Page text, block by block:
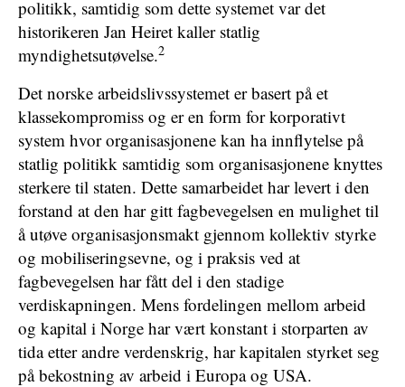
politikk, samtidig som dette systemet var det
historikeren Jan Heiret kaller statlig
myndighetsutøvelse.2
Det norske arbeidslivssystemet er basert på et
klassekompromiss og er en form for korporativt
system hvor organisasjonene kan ha innflytelse på
statlig politikk samtidig som organisasjonene knyttes
sterkere til staten. Dette samarbeidet har levert i den
forstand at den har gitt fagbevegelsen en mulighet til
å utøve organisasjonsmakt gjennom kollektiv styrke
og mobiliseringsevne, og i praksis ved at
fagbevegelsen har fått del i den stadige
verdiskapningen. Mens fordelingen mellom arbeid
og kapital i Norge har vært konstant i storparten av
tida etter andre verdenskrig, har kapitalen styrket seg
på bekostning av arbeid i Europa og USA.